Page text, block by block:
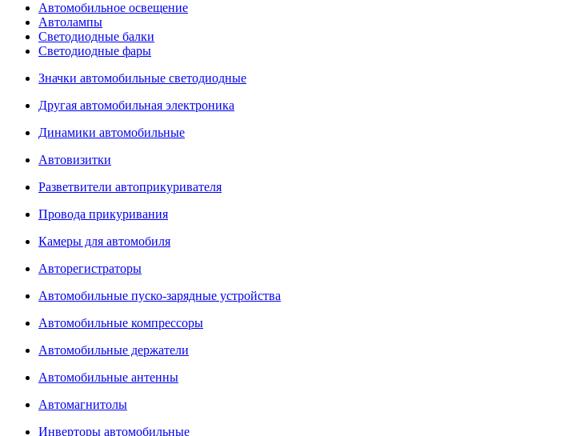
Автомобильное освещение
Автолампы
Светодиодные балки
Светодиодные фары
Значки автомобильные светодиодные
Другая автомобильная электроника
Динамики автомобильные
Автовизитки
Разветвители автоприкуривателя
Провода прикуривания
Камеры для автомобиля
Авторегистраторы
Автомобильные пуско-зарядные устройства
Автомобильные компрессоры
Автомобильные держатели
Автомобильные антенны
Автомагнитолы
Инверторы автомобильные